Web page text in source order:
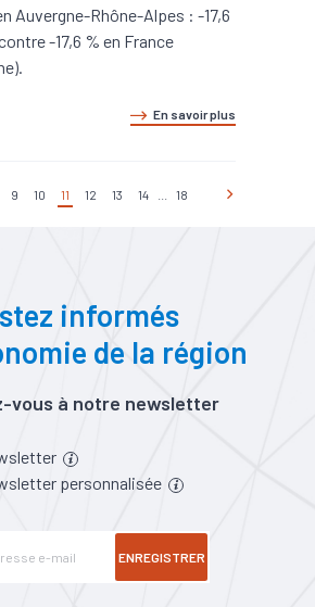
Auvergne-Rhône-Alpes : -17,6
-17,6 % en France
En savoir plus
9 10 11 12 13 14 18
informés
de la région
vous à notre newsletter
personnalisée
ENREGISTRER